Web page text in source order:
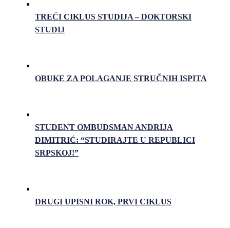
TREĆI CIKLUS STUDIJA – DOKTORSKI
STUDIJ
OBUKE ZA POLAGANJE STRUČNIH ISPITA
STUDENT OMBUDSMAN ANDRIJA
DIMITRIĆ: “STUDIRAJTE U REPUBLICI
SRPSKOJ!”
DRUGI UPISNI ROK, PRVI CIKLUS